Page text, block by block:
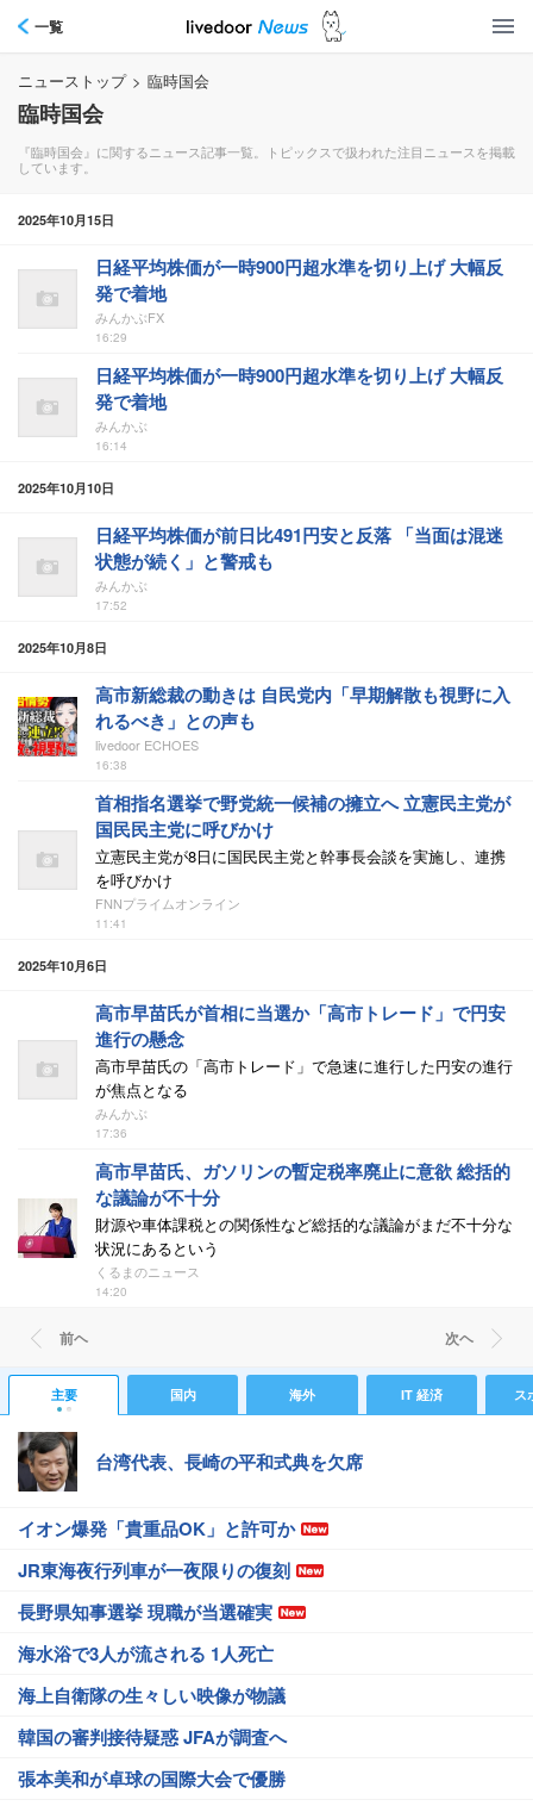
一覧
ニューストップ > 臨時国会
臨時国会
『臨時国会』に関するニュース記事一覧。トピックスで扱われた注目ニュースを掲載
しています。
2025年10月15日
日経平均株価が一時900円超水準を切り上げ 大幅反
発で着地
みんかぶFX
16:29
日経平均株価が一時900円超水準を切り上げ 大幅反
発で着地
みんかぶ
16:14
2025年10月10日
日経平均株価が前日比491円安と反落 「当面は混迷
状態が続く」と警戒も
みんかぶ
17:52
2025年10月8日
高市新総裁の動きは 自民党内「早期解散も視野に入
れるべき」との声も
livedoor ECHOES
16:38
首相指名選挙で野党統一候補の擁立へ 立憲民主党が
国民民主党に呼びかけ
立憲民主党が8日に国民民主党と幹事長会談を実施し、連携
を呼びかけ
FNNプライムオンライン
11:41
2025年10月6日
高市早苗氏が首相に当選か「高市トレード」で円安
進行の懸念
高市早苗氏の「高市トレード」で急速に進行した円安の進行
が焦点となる
みんかぶ
17:36
高市早苗氏、ガソリンの暫定税率廃止に意欲 総括的
な議論が不十分
財源や車体課税との関係性など総括的な議論がまだ不十分な
状況にあるという
くるまのニュース
14:20
前ヘ 次ヘ
主要 国内 海外 IT 経済 ス
台湾代表、長崎の平和式典を欠席
イオン爆発「貴重品OK」と許可か
JR東海夜行列車が一夜限りの復刻
長野県知事選挙 現職が当選確実
海水浴で3人が流される 1人死亡
海上自衛隊の生々しい映像が物議
韓国の審判接待疑惑 JFAが調査へ
張本美和が卓球の国際大会で優勝